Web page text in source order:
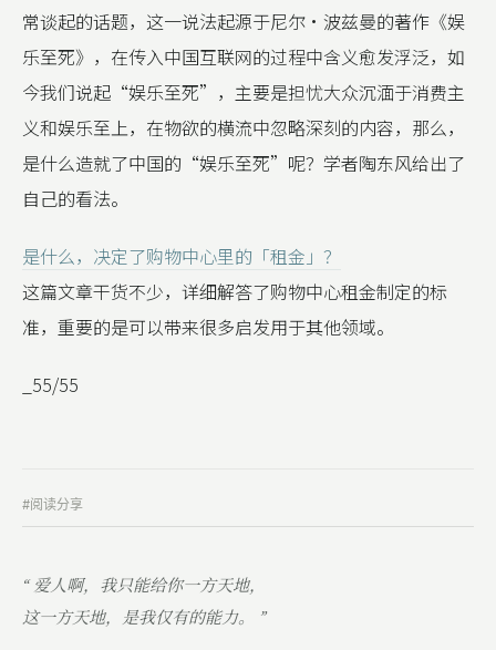
常谈起的话题，这一说法起源于尼尔·波兹曼的著作《娱
乐至死》，在传入中国互联网的过程中含义愈发浮泛，如
今我们说起“娱乐至死”，主要是担忧大众沉湎于消费主
义和娱乐至上，在物欲的横流中忽略深刻的内容，那么，
是什么造就了中国的“娱乐至死”呢？学者陶东风给出了
自己的看法。
是什么，决定了购物中心里的「租金」？
这篇文章干货不少，详细解答了购物中心租金制定的标
准，重要的是可以带来很多启发用于其他领域。
_55/55
#阅读分享
“ 爱人啊，我只能给你一方天地，
这一方天地，是我仅有的能力。 ”